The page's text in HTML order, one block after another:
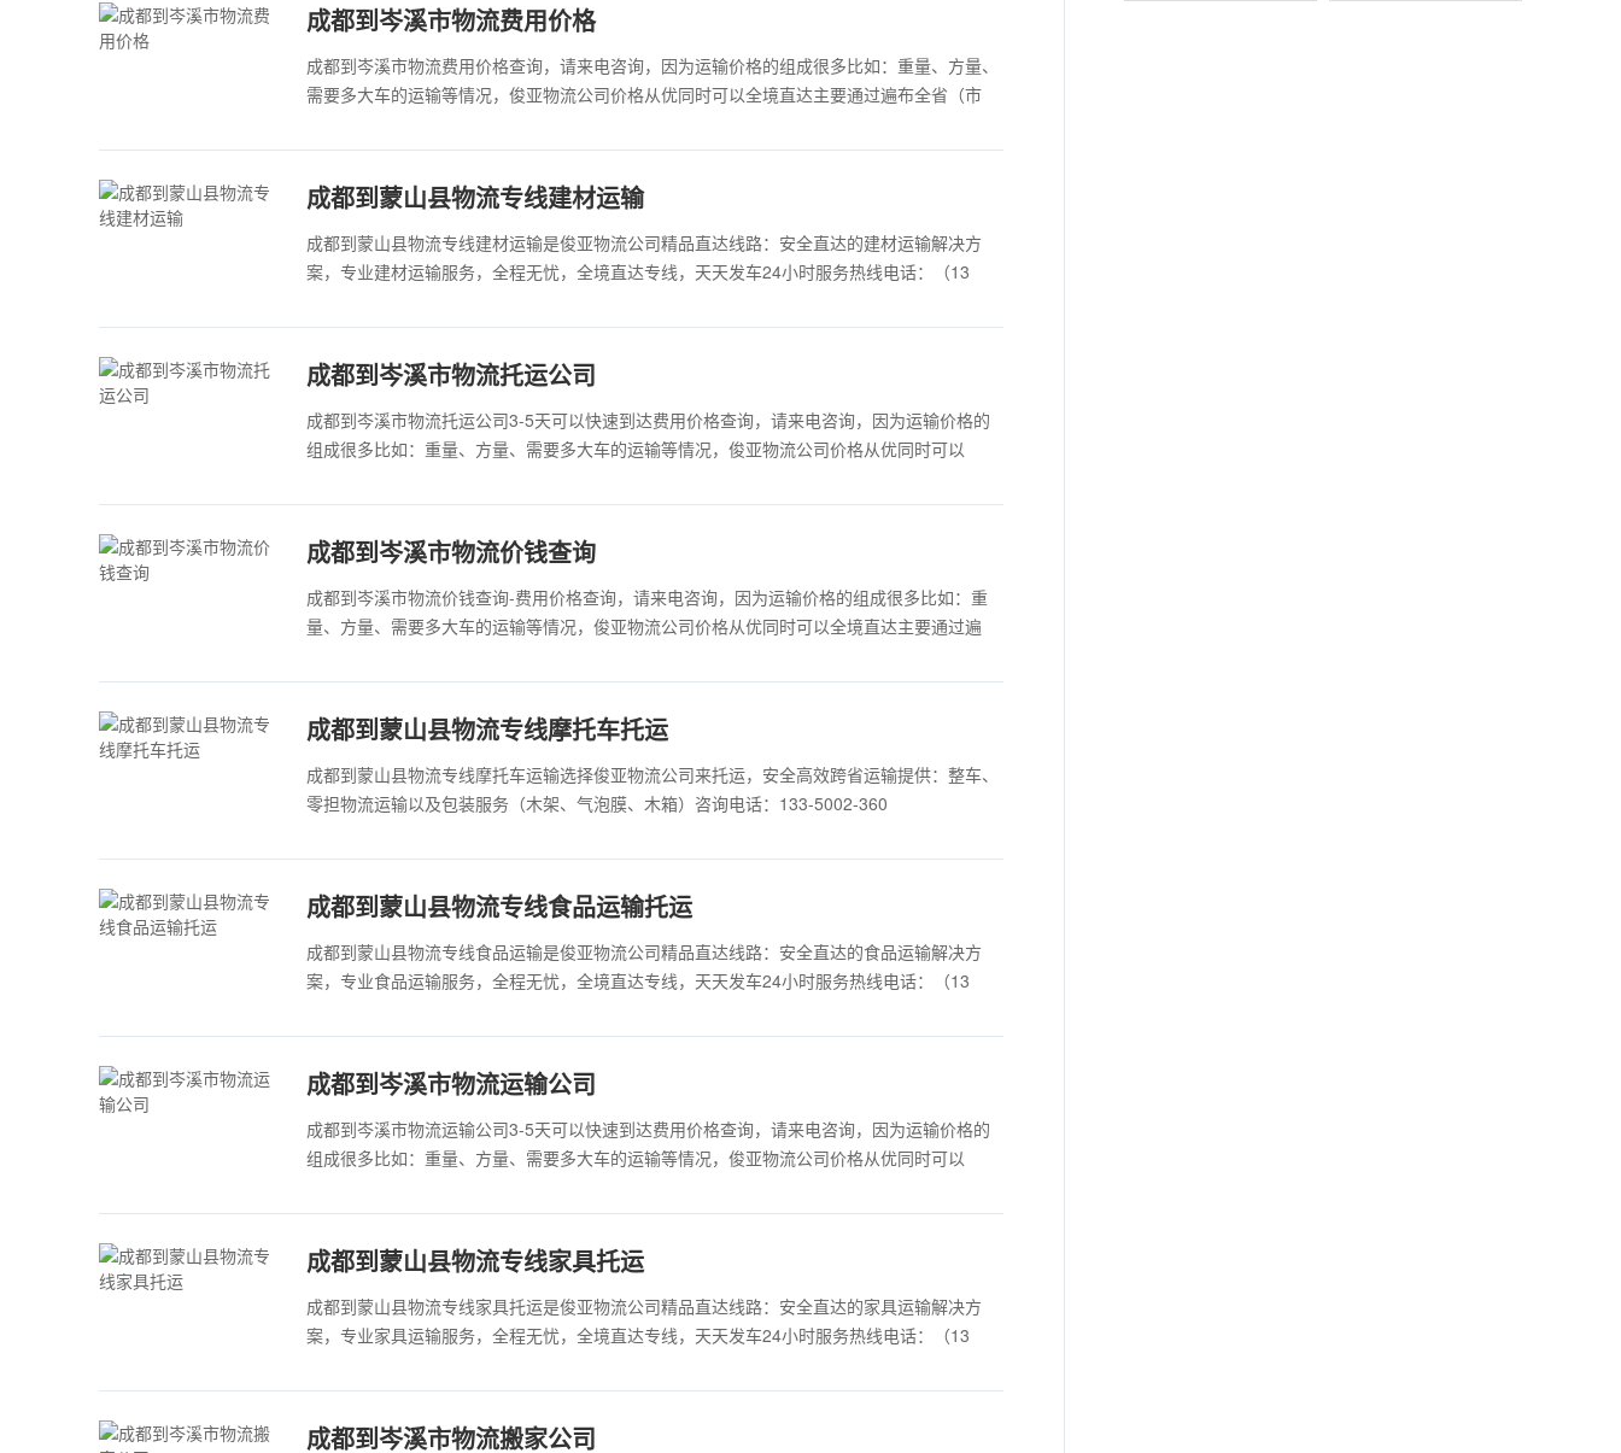
成都到岑溪市物流费用价格
成都到岑溪市物流费用价格查询，请来电咨询，因为运输价格的组成很多比如：重量、方量、
需要多大车的运输等情况，俊亚物流公司价格从优同时可以全境直达主要通过遍布全省（市
成都到蒙山县物流专线建材运输
成都到蒙山县物流专线建材运输是俊亚物流公司精品直达线路：安全直达的建材运输解决方
案，专业建材运输服务，全程无忧，全境直达专线，天天发车24小时服务热线电话：（13
成都到岑溪市物流托运公司
成都到岑溪市物流托运公司3-5天可以快速到达费用价格查询，请来电咨询，因为运输价格的
组成很多比如：重量、方量、需要多大车的运输等情况，俊亚物流公司价格从优同时可以
成都到岑溪市物流价钱查询
成都到岑溪市物流价钱查询-费用价格查询，请来电咨询，因为运输价格的组成很多比如：重
量、方量、需要多大车的运输等情况，俊亚物流公司价格从优同时可以全境直达主要通过遍
成都到蒙山县物流专线摩托车托运
成都到蒙山县物流专线摩托车运输选择俊亚物流公司来托运，安全高效跨省运输提供：整车、
零担物流运输以及包装服务（木架、气泡膜、木箱）咨询电话：133-5002-360
成都到蒙山县物流专线食品运输托运
成都到蒙山县物流专线食品运输是俊亚物流公司精品直达线路：安全直达的食品运输解决方
案，专业食品运输服务，全程无忧，全境直达专线，天天发车24小时服务热线电话：（13
成都到岑溪市物流运输公司
成都到岑溪市物流运输公司3-5天可以快速到达费用价格查询，请来电咨询，因为运输价格的
组成很多比如：重量、方量、需要多大车的运输等情况，俊亚物流公司价格从优同时可以
成都到蒙山县物流专线家具托运
成都到蒙山县物流专线家具托运是俊亚物流公司精品直达线路：安全直达的家具运输解决方
案，专业家具运输服务，全程无忧，全境直达专线，天天发车24小时服务热线电话：（13
成都到岑溪市物流搬家公司